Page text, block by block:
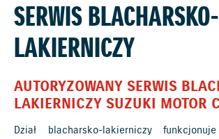
SERWIS BLACHARSKO-
LAKIERNICZY
AUTORYZOWANY SERWIS
LAKIERNICZY SUZUKI MOTOR
Dział blacharsko-lakierniczy